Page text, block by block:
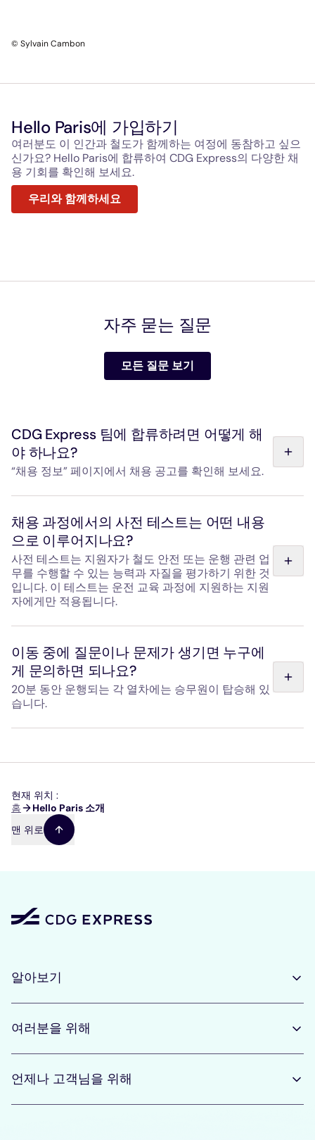
© Sylvain Cambon
Hello Paris에 가입하기
여러분도 이 인간과 철도가 함께하는 여정에 동참하고 싶으
신가요? Hello Paris에 합류하여 CDG Express의 다양한 채
용 기회를 확인해 보세요.
우리와 함께하세요
자주 묻는 질문
모든 질문 보기
CDG Express 팀에 합류하려면 어떻게 해
야 하나요?
“채용 정보” 페이지에서 채용 공고를 확인해 보세요.
예정된 서비스 개시를 앞두고 인력을 모집하고 있습니다. 현
재 모집 중인 직종(운전, 정비, 안내, 관리)에 대한 채용 공고
는 "함께하세요" 페이지에서 확인하거나, "문의하기" 페이지
의 문의 양식에 기재된 인사 담당자 이메일로 직접 문의하실
수 있습니다.
채용 과정에서의 사전 테스트는 어떤 내용
으로 이루어지나요?
사전 테스트는 지원자가 철도 안전 또는 운행 관련 업
무를 수행할 수 있는 능력과 자질을 평가하기 위한 것
입니다. 이 테스트는 운전 교육 과정에 지원하는 지원
자에게만 적용됩니다.
관련된 실제 상황 시뮬레이션이 포함될 수 있습니다. 이러한
테스트는 지원자의 동기, 대응 능력, 해당 분야의 엄격한 절
차를 준수할 수 있는 능력을 확인하고, 학습 능력을 평가하
는 데 도움이 됩니다. 테스트는 온라인으로 진행되며 소요
시간은 약 2시간입니다.
이동 중에 질문이나 문제가 생기면 누구에
게 문의하면 되나요?
20분 동안 운행되는 각 열차에는 승무원이 탑승해 있
습니다.
립니다. 또한 매일 첫차부터 막차까지, Gare de l'Est 역과
있습니다.
현재 위치 :
이
경
홈
Hello Paris 소개
맨 위로
알아보기
여러분을 위해
언제나 고객님을 위해